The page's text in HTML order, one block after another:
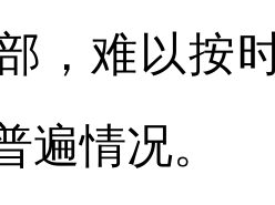
，难以按
遍情况。